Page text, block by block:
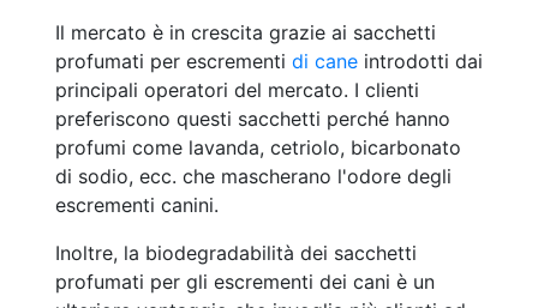
Il mercato è in crescita grazie ai sacchetti
profumati per escrementi di cane introdotti dai
principali operatori del mercato. I clienti
preferiscono questi sacchetti perché hanno
profumi come lavanda, cetriolo, bicarbonato
di sodio, ecc. che mascherano l'odore degli
escrementi canini.
Inoltre, la biodegradabilità dei sacchetti
profumati per gli escrementi dei cani è un